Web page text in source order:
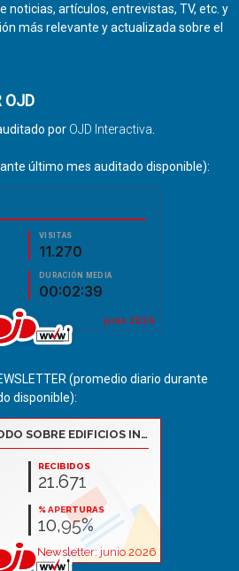
noticias, artículos, entrevistas, TV, etc. y
más relevante y actualizada sobre el
OJD
por OJD Interactiva
último mes auditado disponible):
(promedio diario durante
disponible):